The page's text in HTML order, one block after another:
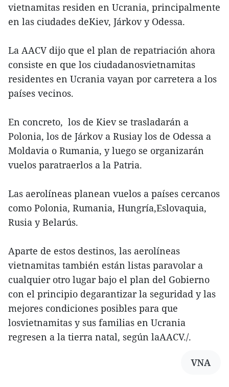
vietnamitas residen en Ucrania, principalmente
en las ciudades deKiev, Járkov y Odessa.
La AACV dijo que el plan de repatriación ahora
consiste en que los ciudadanosvietnamitas
residentes en Ucrania vayan por carretera a los
países vecinos.
En concreto, los de Kiev se trasladarán a
Polonia, los de Járkov a Rusiay los de Odessa a
Moldavia o Rumania, y luego se organizarán
vuelos paratraerlos a la Patria.
Las aerolíneas planean vuelos a países cercanos
como Polonia, Rumania, Hungría,Eslovaquia,
Rusia y Belarús.
Aparte de estos destinos, las aerolíneas
vietnamitas también están listas paravolar a
cualquier otro lugar bajo el plan del Gobierno
con el principio degarantizar la seguridad y las
mejores condiciones posibles para que
losvietnamitas y sus familias en Ucrania
regresen a la tierra natal, según laAACV./.
VNA